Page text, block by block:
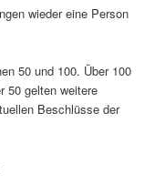
wieder eine Person
50 und 100. Über 100
50 gelten weitere
Beschlüsse der